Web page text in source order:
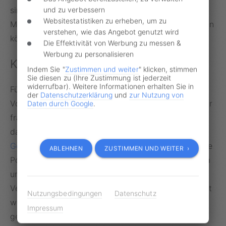
sind mit 53,2 Prozent mehrheitlich gegen die
Maßnahmen, von denen sie schon bald betroffen sein
könnten.
Kritik an der Führerscheinreform
Für einige deutsche Verkehrsexperten sind die
Vorschläge zu den neuen Führerscheinrichtlinien sehr
fragwürdig, da sie kaum einen zielführenden Zweck
darin sehen. Jan Ginhold, Betreiber des Portals
Geblitzt.de, stellt daher die Frage: „Warum lassen die
Politiker nicht die Finger von der Führerscheinreform
und sorgen stattdessen dafür, dass die öffentlichen
Verkehrsmittel auch außerhalb der Städte ausgebaut
werden?“ Auch bestehe die Gefahr, dass durch die
geplanten Maßnahmen der Führerscheinerwerb
und zu verbessern
Websitestatistiken zu erheben, um zu
verstehen, wie das Angebot genutzt wird
Die Effektivität von Werbung zu messen &
Werbung zu personalisieren
Indem Sie "Zustimmen und weiter" klicken, stimmen
Sie diesen zu (Ihre Zustimmung ist jederzeit
widerrufbar). Weitere Informationen erhalten Sie in
der Datenschutzerklärung und zur Nutzung von
Daten durch Google.
ABLEHNEN ZUSTIMMEN UND WEITER ›
Nutzungsbedingungen
Datenschutz
Impressum